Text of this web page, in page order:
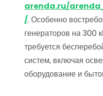
arenda.ru/
/. Особенно
генераторов на 300
требуется
систем, включая
оборудование и